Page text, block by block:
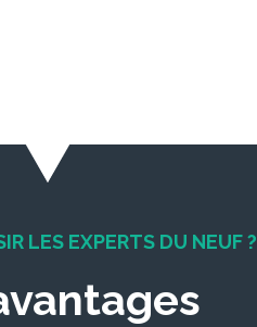
LES EXPERTS DU NEUF ?